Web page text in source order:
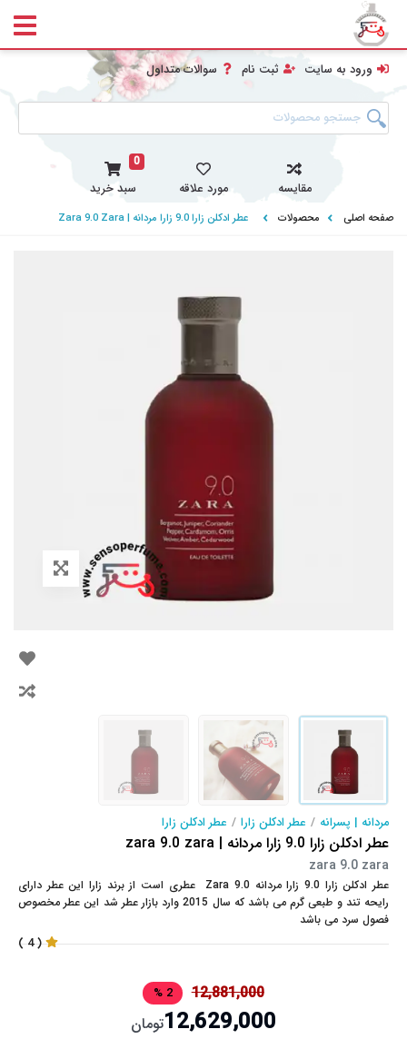
ورود به سایت ثبت نام سوالات متداول
مقایسه مورد علاقه
0
سبد خرید
صفحه اصلی محصولات عطر ادکلن زارا 9.0 زارا مردانه | Zara 9.0 Zara
مردانه | پسرانه / عطر ادکلن زارا / عطر ادکلن زارا
عطر ادکلن زارا 9.0 زارا مردانه | zara 9.0 zara
zara 9.0 zara
عطر ادکلن زارا 9.0 زارا مردانه Zara 9.0 عطری است از برند زارا این عطر دارای
رایحه تند و طبعی گرم می باشد که سال 2015 وارد بازار عطر شد این عطر مخصوص
فصول سرد می باشد
( 4 )
12,881,000
2 %
12,629,000تومان